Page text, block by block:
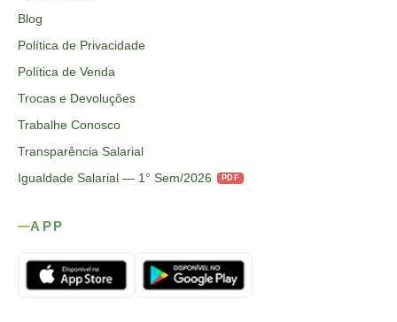
Blog
Política de Privacidade
Política de Venda
Trocas e Devoluções
Trabalhe Conosco
Transparência Salarial
Igualdade Salarial — 1° Sem/2026
PDF
APP